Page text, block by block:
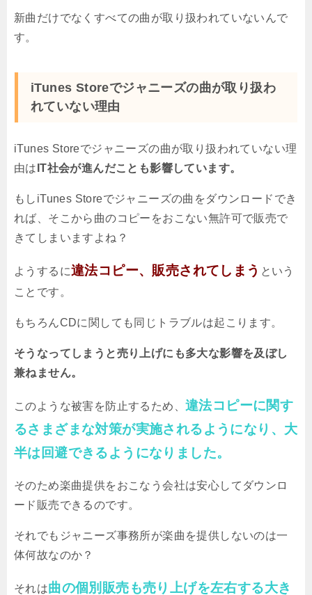
新曲だけでなくすべての曲が取り扱われていないんで
す。
iTunes Storeでジャニーズの曲が取り扱わ
れていない理由
iTunes Storeでジャニーズの曲が取り扱われていない理
由は IT社会が進んだことも影響しています。
もしiTunes Storeでジャニーズの曲をダウンロードでき
れば、そこから曲のコピーをおこない無許可で販売で
きてしまいますよね？
ようするに違法コピー、販売されてしまう という
ことです。
もちろんCDに関しても同じトラブルは起こります。
そうなってしまうと売り上げにも多大な影響を及ぼし
兼ねません。
このような被害を防止するため、 違法コピーに関す
るさまざまな対策が実施されるようになり、大
半は回避できるようになりました。
そのため楽曲提供をおこなう会社は安心してダウンロ
ード販売できるのです。
それでもジャニーズ事務所が楽曲を提供しないのは一
体何故なのか？
それは曲の個別販売も売り上げを左右する大き